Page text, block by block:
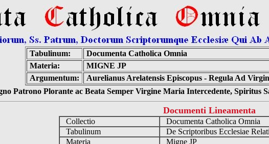
Tabulinum:
Documenta Catholica Omnia
Materia:
MIGNE JP
Argumentum:
Aurelianus Arelatensis Episcopus - Regula Ad
Patrono Plorante ac Beata Semper Virgine Maria Intercedente, Spiritus
Documenti Lineamenta
Collectio
Documenta Catholica Omnia
Tabulinum
De Scriptoribus Ecclesiae
Materia
Migne JP